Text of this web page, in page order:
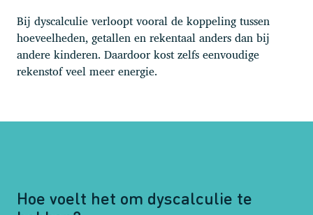
Bij dyscalculie verloopt vooral de koppeling tussen
hoeveelheden, getallen en rekentaal anders dan bij
andere kinderen. Daardoor kost zelfs eenvoudige
rekenstof veel meer energie.
Hoe voelt het om dyscalculie te